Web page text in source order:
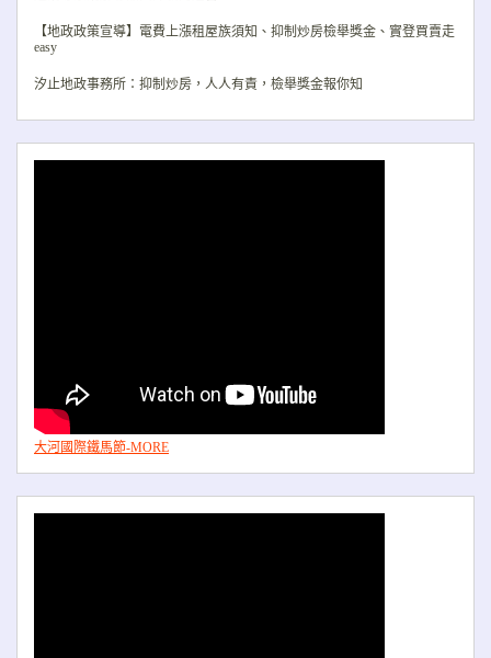
【地政政策宣導】電費上漲租屋族須知、抑制炒房檢舉獎金、實登買賣走
easy
汐止地政事務所：抑制炒房，人人有責，檢舉獎金報你知
大河國際鐵馬節-MORE